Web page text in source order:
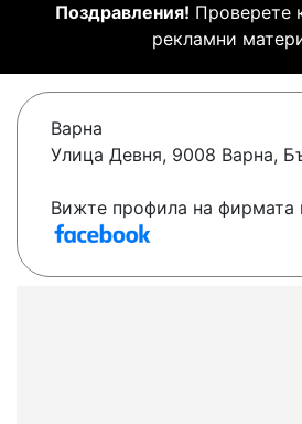
Поздравления! Проверете
рекламни
Варна
Улица Девня, 9008 Варна,
Вижте профила на фирмата